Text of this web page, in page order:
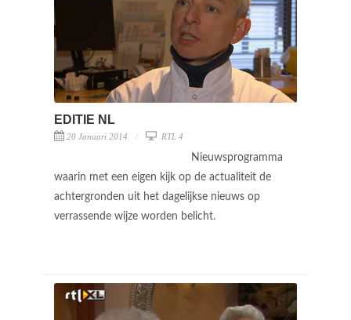
EDITIE NL
20 Januari 2014 RTL 4
Nieuwsprogramma
waarin met een eigen kijk op de actualiteit de
achtergronden uit het dagelijkse nieuws op
verrassende wijze worden belicht.